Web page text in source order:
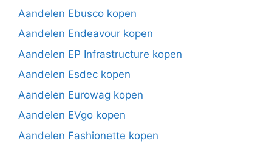
Aandelen Ebusco kopen
Aandelen Endeavour kopen
Aandelen EP Infrastructure kopen
Aandelen Esdec kopen
Aandelen Eurowag kopen
Aandelen EVgo kopen
Aandelen Fashionette kopen